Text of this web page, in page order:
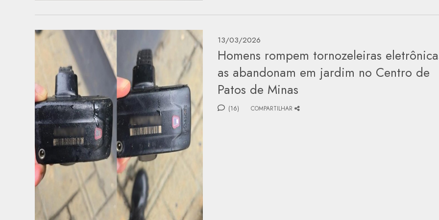
13/03/2026
Homens rompem tornozeleiras
as abandonam em jardim no Centro de
Patos de Minas
(16) COMPARTILHAR